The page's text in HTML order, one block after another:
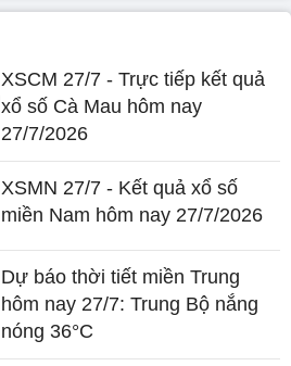
XSCM 27/7 - Trực tiếp kết quả
xổ số Cà Mau hôm nay
27/7/2026
XSMN 27/7 - Kết quả xổ số
miền Nam hôm nay 27/7/2026
Dự báo thời tiết miền Trung
hôm nay 27/7: Trung Bộ nắng
nóng 36°C